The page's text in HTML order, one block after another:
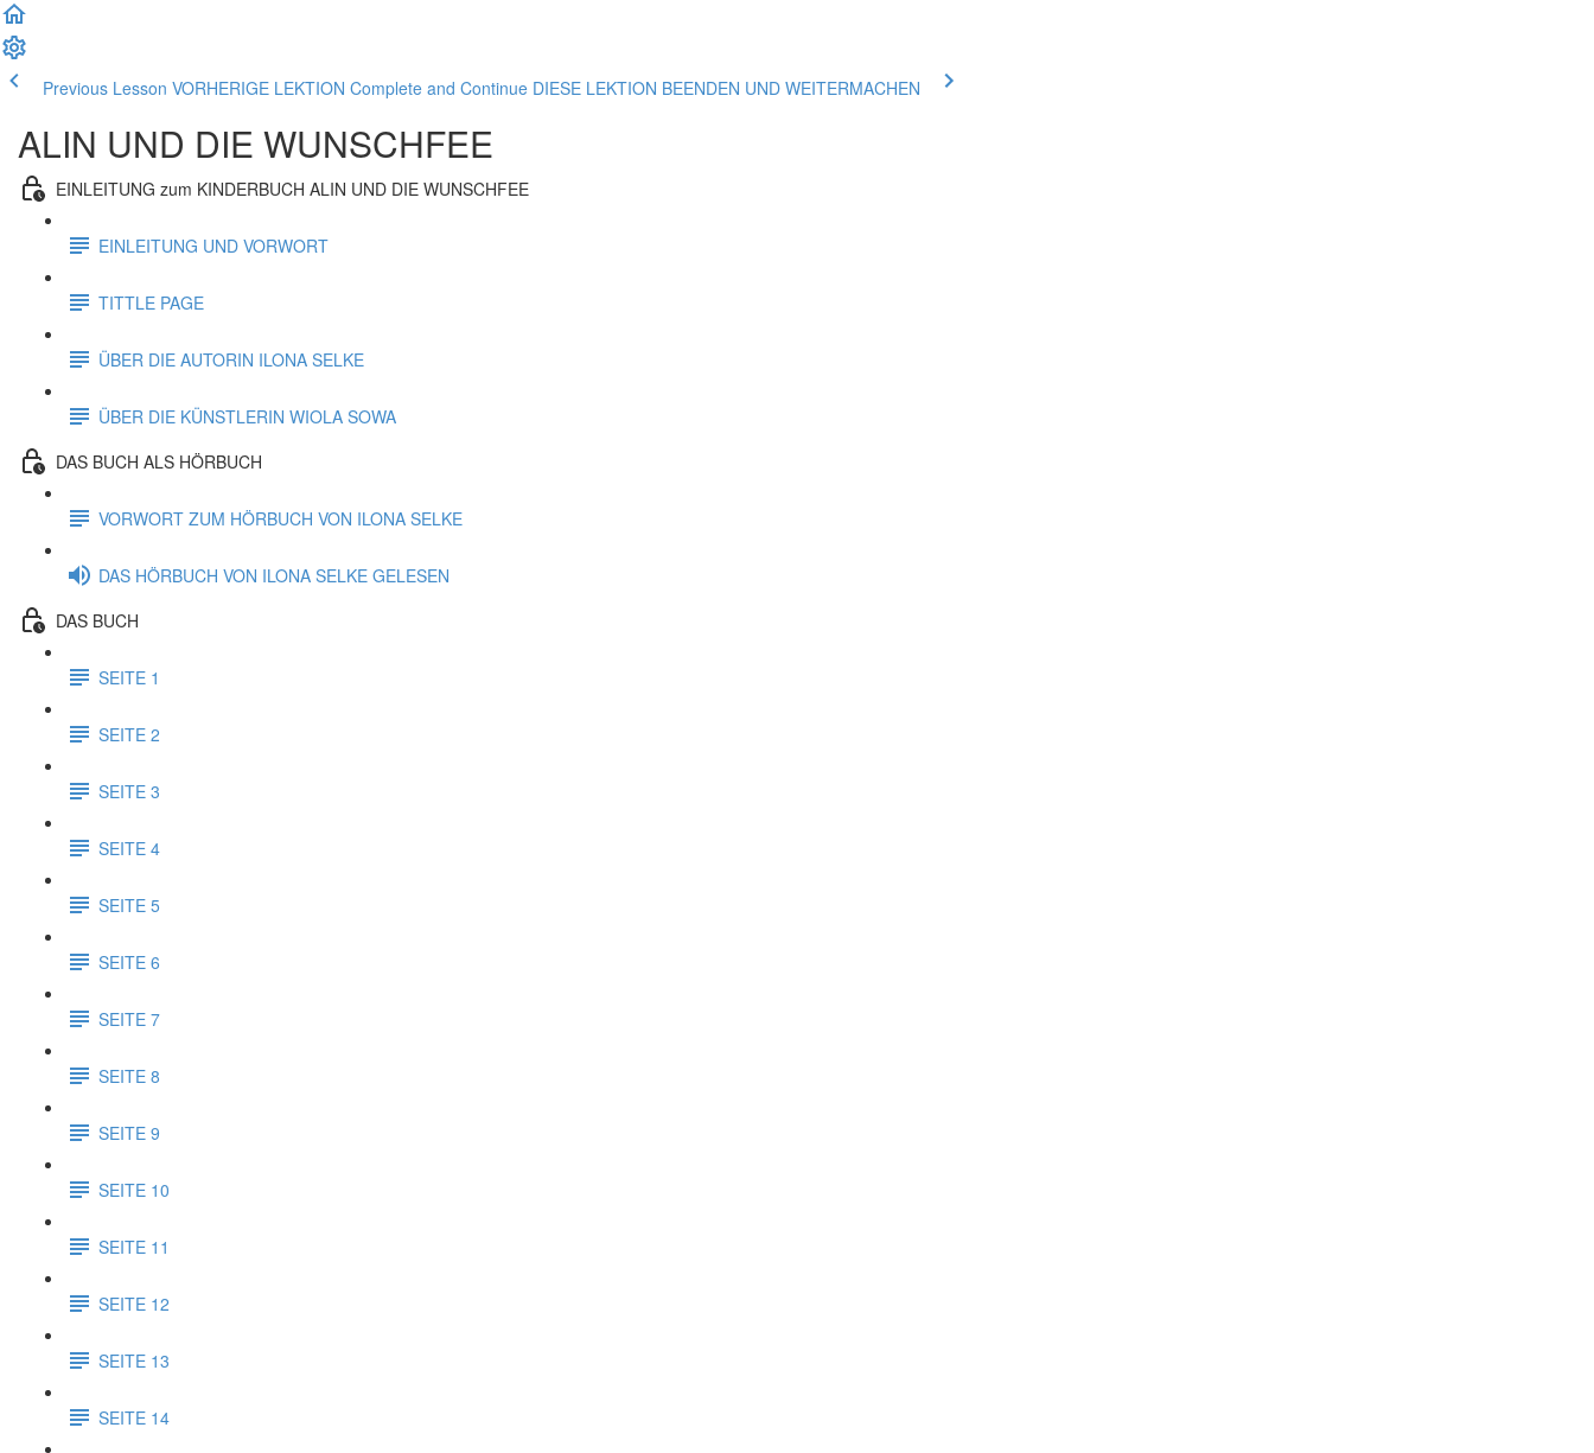
Previous Lesson VORHERIGE LEKTION Complete and Continue DIESE LEKTION BEENDEN UND WEITERMACHEN
ALIN UND DIE WUNSCHFEE
EINLEITUNG zum KINDERBUCH ALIN UND DIE WUNSCHFEE
EINLEITUNG UND VORWORT
TITTLE PAGE
ÜBER DIE AUTORIN ILONA SELKE
ÜBER DIE KÜNSTLERIN WIOLA SOWA
DAS BUCH ALS HÖRBUCH
VORWORT ZUM HÖRBUCH VON ILONA SELKE
DAS HÖRBUCH VON ILONA SELKE GELESEN
DAS BUCH
SEITE 1
SEITE 2
SEITE 3
SEITE 4
SEITE 5
SEITE 6
SEITE 7
SEITE 8
SEITE 9
SEITE 10
SEITE 11
SEITE 12
SEITE 13
SEITE 14